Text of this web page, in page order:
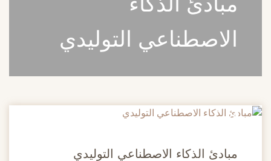
الاصطناعي التوليدي
20
مبادئ الذكاء الاصطناعي التوليدي